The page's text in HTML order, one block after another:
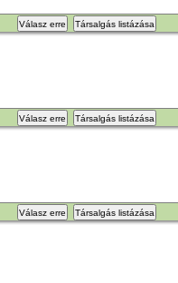
Válasz erre Társalgás listázása
Válasz erre Társalgás listázása
Válasz erre Társalgás listázása